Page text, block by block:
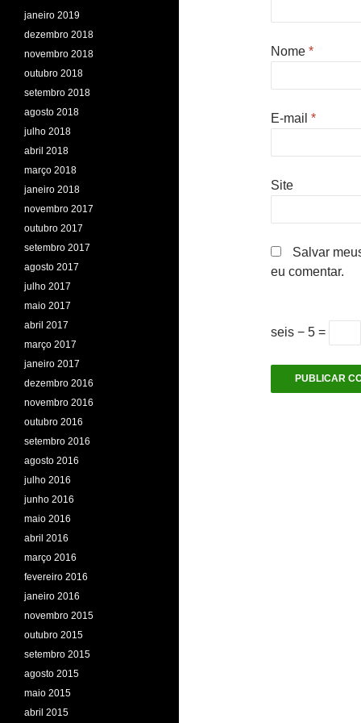
Nome *
E-mail *
Site
Salvar
eu comentar.
seis − 5 =
janeiro 2019
dezembro 2018
novembro 2018
outubro 2018
setembro 2018
agosto 2018
julho 2018
abril 2018
março 2018
janeiro 2018
novembro 2017
outubro 2017
setembro 2017
agosto 2017
julho 2017
maio 2017
abril 2017
março 2017
janeiro 2017
dezembro 2016
novembro 2016
outubro 2016
setembro 2016
agosto 2016
julho 2016
junho 2016
maio 2016
abril 2016
março 2016
fevereiro 2016
janeiro 2016
novembro 2015
outubro 2015
setembro 2015
agosto 2015
maio 2015
abril 2015